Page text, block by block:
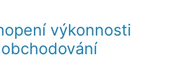
výkonnosti
obchodování